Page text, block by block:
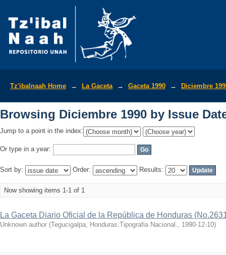
Tz'ibalnaah Home → La Gaceta → Gaceta 1990 → Diciembre
Browsing Diciembre 1990 by Issue
Jump to a point in the index:
Or type in a year:
Sort by: Order: Results:
Now showing items 1-1 of 1
La Gaceta Diario Oficial de la República de Honduras
Unknown author (Tegucigalpa, Honduras:Tipografia Nacional., 1990-12-10)